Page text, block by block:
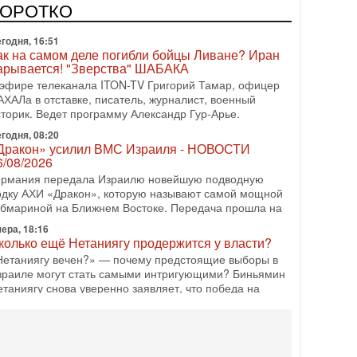
АХИ «Дракон» (Drakon), которая уже стала самой
субмариной в истории ЦАХАЛ. Но почему её
16:51
на самом деле погибли бойцы Ливане? Иран
"Зверства" ШАБАКА
телеканала ITON-TV Григорий Тамар, офицер
в отставке, писатель, журналист, военный
Ведет программу Александр Гур-Арье.
08:20
усилил ВМС Израиля - НОВОСТИ
08/2026
передала Израилю новейшую подводную
АХИ «Дракон», которую называют самой мощной
на Ближнем Востоке. Передача прошла на
18:16
ещё Нетаниягу продержится у власти?
вечен?» — почему предстоящие выборы в
могут стать самыми интригующими? Биньямин
снова уверенно заявляет, что победа на